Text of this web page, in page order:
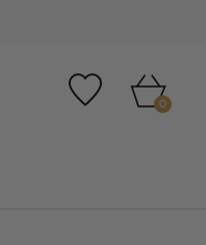
Tilføj til
0